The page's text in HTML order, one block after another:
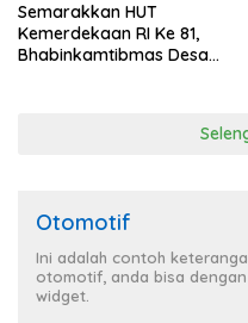
Semarakkan HUT
Kemerdekaan RI Ke 81,
Bhabinkamtibmas Desa
Otomotif
Ini adalah contoh
otomotif, anda bisa
widget.